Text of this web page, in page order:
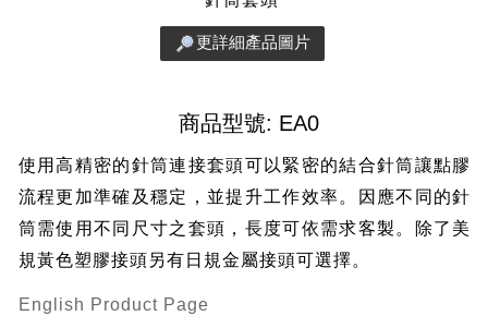
更詳細產品圖片
商品型號: EA0
使用高精密的針筒連接套頭可以緊密的結合針筒讓點膠
流程更加準確及穩定，並提升工作效率。因應不同的針
筒需使用不同尺寸之套頭，長度可依需求客製。除了美
規黃色塑膠接頭另有日規金屬接頭可選擇。
English Product Page